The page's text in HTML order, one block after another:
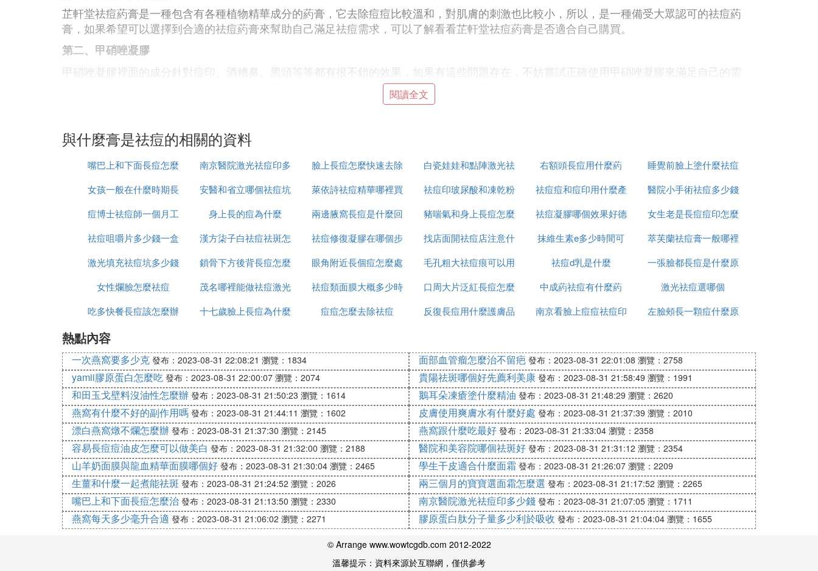
芷軒堂祛痘葯膏是一種包含有各種植物精華成分的葯膏，它去除痘痘比較溫和，對肌膚的刺激也比較小，所以，是一種備受大眾認可的祛痘葯
膏，如果希望可以選擇到合適的祛痘葯膏來幫助自己滿足祛痘需求，可以了解看看芷軒堂祛痘葯膏是否適合自己購買。
第二、甲硝唑凝膠
甲硝唑凝膠裡面的成分針對痘印、酒糟鼻、黑頭等等都有很不錯的效果，如果有這些問題存在，不妨嘗試正確使用甲硝唑凝膠來滿足自己的需
求，但是，在使用這種凝膠的時候記得要按照要求的方法來堅持使用，這樣才能確保效果更理想。
克林黴素祛痘葯膏在改善痤瘡和粉刺等等方面有很不錯的效果，如果有這些肌膚異常情況存在，可以嘗試正確使用克林黴素祛痘葯膏來幫助自己
滿足自己的祛痘需求，但是，使用這種葯膏的時候一定要注意了解清楚用法。
第四、百多邦祛痘膏
百多邦祛痘膏是祛痘葯膏裡面很受歡迎的產品，很多使用過這種產品的朋友表示：自己在使用一段時間以後發現不僅痘痘在慢慢改善，就連粉刺
天龍克林黴素是一種能夠改善痤瘡、粉刺、痘痘等等問題的葯膏，這種葯膏裡面的有效成分作用效果都值得肯定，但是，使用天龍克林黴素的朋
友需要根據自己的情況來了解清楚使用方法，然後嚴格按照要求的方法來正確使用它。
第六、金日鹽酸克林黴素凝膠
金日鹽酸克林黴素凝膠是一種目前市場上很受認可的凝膠，使用過這種凝膠的朋友表示，將它塗抹在痘痘、痤瘡上感覺特別舒服，不會有太強的
刺激感存在，所以，他們認為選擇這樣的產品來幫助自己祛痘效果很不錯。
第七、達林克林黴素
達林克林黴素是一種針對痘痘和粉刺的葯膏，這種葯膏在調節粉刺和痘痘問題上效果很不錯，很多使用過這種產品的使用者表示：使用它以後痘
痘能夠在較短的時間內得到改善，紅腫也能夠因此在短時間內消退。
第八、明康欣阿達帕林凝膠
阿達帕林凝膠本身就是一種很不錯的祛痘產品，而明康欣所生產的阿達帕林凝膠使用者市場反饋很不錯，很多人表示它的使用效果值得認可，如
果有痘痘或者是痘印等等問題需要調節就可以使用這種凝膠來滿足需求。
第九、馬應龍龍珠軟膏
馬應龍龍珠軟膏除了能夠幫助改善存在的痘痘問題以外，也能夠在很大程度上幫助使用者改善存在的濕疹或者是其他的肌膚異常情況，要是有這
些肌膚異常情況需要改善，就可以使用馬應龍龍珠軟膏來滿足需求。
第十、紅黴素軟膏
紅黴素軟膏是大家都比較熟悉的一種軟膏，這種軟膏在幫助消炎和改善使用者的痘痘問題上效果很好，而且，它本身比較溫和，使用者正確使用
不僅能夠改善痘痘，也可以最大程度避免給自己的肌膚造成不必要的傷害。
閱讀全文
與什麼膏是祛痘的相關的資料
嘴巴上和下面長痘怎麼
治
南京醫院激光祛痘印多
少錢
臉上長痘怎麼快速去除
白瓷娃娃和點陣激光祛
痘印哪個好
右額頭長痘用什麼葯
睡覺前臉上塗什麼祛痘
印
女孩一般在什麼時期長
痘
安醫和省立哪個祛痘坑
痘印好
萊依詩祛痘精華哪裡買
祛痘印玻尿酸和凍乾粉
哪個好
祛痘痘和痘印用什麼產
品
醫院小手術祛痘多少錢
一次
痘博士祛痘師一個月工
資多少
身上長的痘為什麼
兩邊腋窩長痘是什麼回
事
豬喘氣和身上長痘怎麼
治療
祛痘凝膠哪個效果好德
國
女生老是長痘痘印怎麼
辦
祛痘咀嚼片多少錢一盒
漢方柒子白祛痘祛斑怎
麼樣
祛痘修復凝膠在哪個步
驟使用
找店面開祛痘店注意什
麼
抹維生素e多少時間可
以祛痘坑
萃芙蘭祛痘膏一般哪裡
有賣
激光填充祛痘坑多少錢
鎖骨下方後背長痘怎麼
消除
眼角附近長個痘怎麼處
理
毛孔粗大祛痘痕可以用
什麼
祛痘d乳是什麼
一張臉都長痘是什麼原
因
女性爛臉怎麼祛痘 茂名哪裡能做祛痘激光
祛痘類面膜大概多少時
間用一次
口周大片泛紅長痘怎麼
辦
中成葯祛痘有什麼葯
激光祛痘選哪個
吃多快餐長痘該怎麼辦
十七歲臉上長痘為什麼 痘痘怎麼去除祛痘
反復長痘用什麼護膚品
南京看臉上痘痘祛痘印
左臉頰長一顆痘什麼原
熱點內容
一次燕窩要多少克 發布：2023-08-31 22:08:21 瀏覽：1834 面部血管瘤怎麼治不留疤 發布：2023-08-31 22:01:08 瀏覽：2758
yamii膠原蛋白怎麼吃 發布：2023-08-31 22:00:07 瀏覽：2074 貴陽祛斑哪個好先薦利美康 發布：2023-08-31 21:58:49 瀏覽：1991
和田玉戈壁料沒油性怎麼辦 發布：2023-08-31 21:50:23 瀏覽：1614 鵝耳朵凍瘡塗什麼精油 發布：2023-08-31 21:48:29 瀏覽：2620
燕窩有什麼不好的副作用嗎 發布：2023-08-31 21:44:11 瀏覽：1602 皮膚使用爽膚水有什麼好處 發布：2023-08-31 21:37:39 瀏覽：2010
漂白燕窩燉不爛怎麼辦 發布：2023-08-31 21:37:30 瀏覽：2145 燕窩跟什麼吃最好 發布：2023-08-31 21:33:04 瀏覽：2358
容易長痘痘油皮怎麼可以做美白 發布：2023-08-31 21:32:00 瀏覽：2188 醫院和美容院哪個祛斑好 發布：2023-08-31 21:31:12 瀏覽：2354
山羊奶面膜與龍血精華面膜哪個好 發布：2023-08-31 21:30:04 瀏覽：2465 學生干皮適合什麼面霜 發布：2023-08-31 21:26:07 瀏覽：2209
生薑和什麼一起煮能祛斑 發布：2023-08-31 21:24:52 瀏覽：2026 兩三個月的寶寶選面霜怎麼選 發布：2023-08-31 21:17:52 瀏覽：2265
嘴巴上和下面長痘怎麼治 發布：2023-08-31 21:13:50 瀏覽：2330 南京醫院激光祛痘印多少錢 發布：2023-08-31 21:07:05 瀏覽：1711
燕窩每天多少毫升合適 發布：2023-08-31 21:06:02 瀏覽：2271 膠原蛋白肽分子量多少利於吸收 發布：2023-08-31 21:04:04 瀏覽：1655
© Arrange www.wowtcgdb.com 2012-2022
溫馨提示：資料來源於互聯網，僅供參考